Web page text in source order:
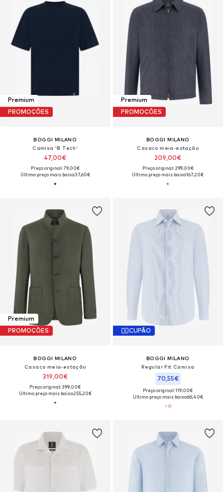
Premium
PROMOÇÕES
BOGGI MILANO
Camisa 'B Tech'
47,00€
Preço original: 79,00€
Último preço mais baixo:37,60€
Premium
PROMOÇÕES
BOGGI MILANO
Casaco meia-estação
209,00€
Preço original: 299,00€
Último preço mais baixo:167,20€
Premium
PROMOÇÕES
BOGGI MILANO
Casaco meia-estação
319,00€
Preço original: 399,00€
Último preço mais baixo:255,20€
CUPÃO
BOGGI MILANO
Regular Fit Camisa
70,55€
Preço original: 119,00€
Último preço mais baixo:66,40€